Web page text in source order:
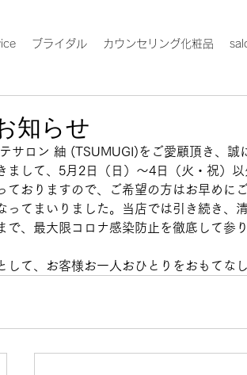
ブライダル カウンセリング化粧品
知らせ
サロン 紬 (TSUMUGI)をご愛顧頂き、誠
まして、5月2日（日）～4日（火・祝）以
ておりますので、ご希望の方はお早めに
ってまいりました。当店では引き続き、
で、最大限コロナ感染防止を徹底して参
して、お客様お一人おひとりをおもてな